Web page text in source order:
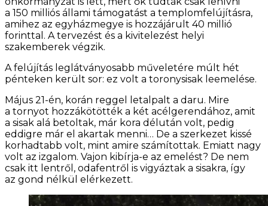
a 150 milliós állami támogatást a templomfelújításra,
amihez az egyházmegye is hozzájárult 40 millió
forinttal. A tervezést és a kivitelezést helyi
szakemberek végzik.
A felújítás leglátványosabb műveletére múlt hét
pénteken került sor: ez volt a toronysisak leemelése.
Május 21-én, korán reggel letalpalt a daru. Mire
a tornyot hozzákötötték a két acélgerendához, amit
a sisak alá betoltak, már kora délután volt, pedig
eddigre már el akartak menni… De a szerkezet kissé
korhadtabb volt, mint amire számítottak. Emiatt nagy
volt az izgalom. Vajon kibírja-e az emelést? De nem
csak itt lentről, odafentről is vigyáztak a sisakra, így
az gond nélkül elérkezett.